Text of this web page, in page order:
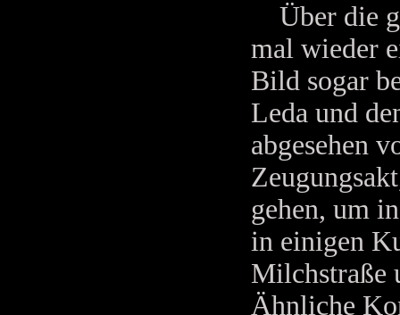
Über die
mal wieder
Bild sogar
Leda und
abgesehen
gehen, um
in einigen
Milchstraße
Ähnliche